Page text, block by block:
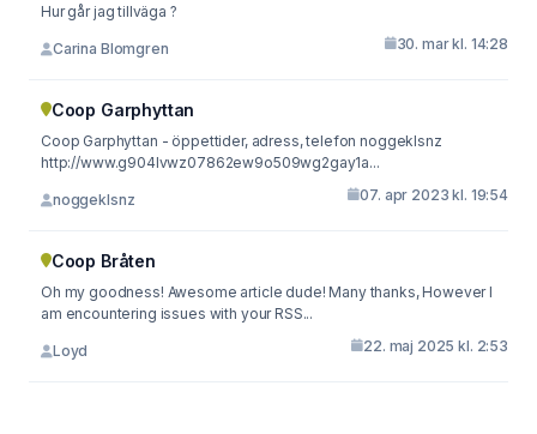
Hur går jag tillväga ?
Carina Blomgren 30. mar kl. 14:28
Coop Garphyttan
Coop Garphyttan - öppettider, adress, telefon noggeklsnz
http://www.g904lvwz07862ew9o509wg2gay1a...
noggeklsnz 07. apr 2023 kl. 19:54
Coop Bråten
Oh my goodness! Awesome article dude! Many thanks, However I
am encountering issues with your RSS...
Loyd 22. maj 2025 kl. 2:53